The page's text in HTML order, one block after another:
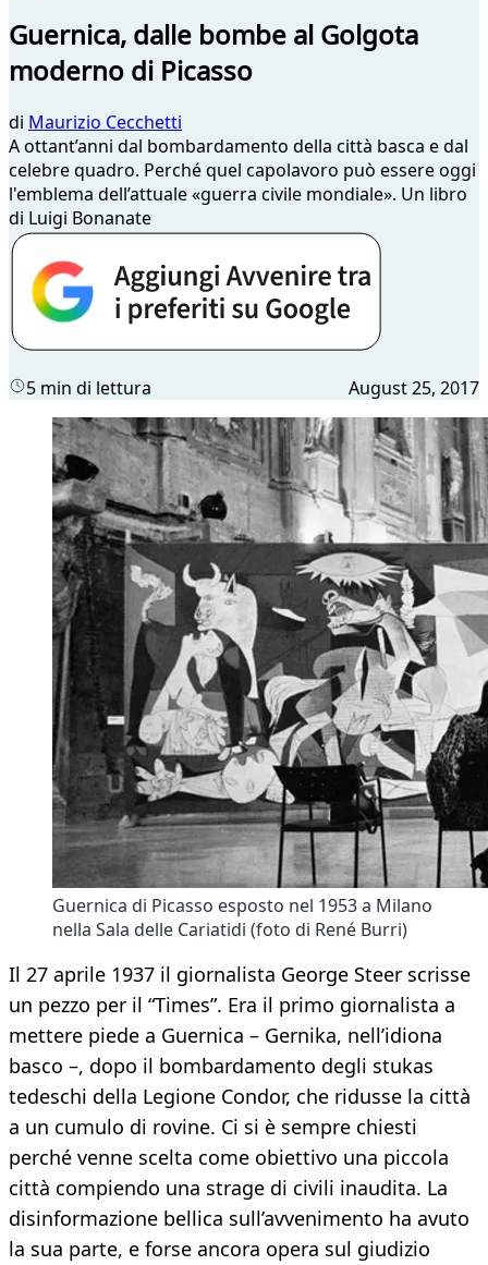
Guernica, dalle bombe al Golgota
moderno di Picasso
di Maurizio Cecchetti
A ottant’anni dal bombardamento della città basca e dal
celebre quadro. Perché quel capolavoro può essere oggi
l'emblema dell’attuale «guerra civile mondiale». Un libro
di Luigi Bonanate
5 min di lettura August 25, 2017
Guernica di Picasso esposto nel 1953 a Milano
nella Sala delle Cariatidi (foto di René Burri)
Il 27 aprile 1937 il giornalista George Steer scrisse
un pezzo per il “Times”. Era il primo giornalista a
mettere piede a Guernica – Gernika, nell’idiona
basco –, dopo il bombardamento degli stukas
tedeschi della Legione Condor, che ridusse la città
a un cumulo di rovine. Ci si è sempre chiesti
perché venne scelta come obiettivo una piccola
città compiendo una strage di civili inaudita. La
disinformazione bellica sull’avvenimento ha avuto
la sua parte, e forse ancora opera sul giudizio